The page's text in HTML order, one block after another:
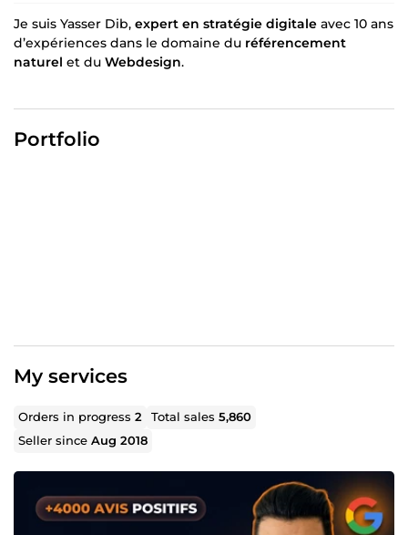
Je suis Yasser Dib, expert en stratégie digitale avec 10 ans
d’expériences dans le domaine du référencement
naturel et du Webdesign.
centaines d'entreprises à renforcer leur présence en
ligne, à attirer un trafic qualifié et à augmenter leur
chiffre d’affaires grâce à des
attentes des utilisateurs et des moteurs de
recherche.
Audit Netlinking 🔗 :
ancres.
Audit technique ⚙️ :
chargement, optimisation des pages).
Analyse concurrence 🕶️ :Benchmarking des
concurrents (mots clés, positionnement, netlinking)
Portfolio
My services
Orders in progress2 Total sales5,860
Seller sinceAug 2018